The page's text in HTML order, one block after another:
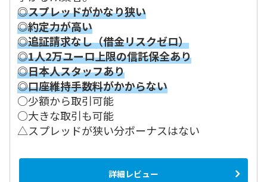
◎スプレッドがかなり狭い
◎約定力が高い
◎追証請求なし（借金リスクゼロ）
◎1人2万ユーロ上限の信託保全あり
◎日本人スタッフあり
◎口座維持手数料がかからない
○少額から取引可能
○大きな取引も可能
△スプレッドが狭い分ボーナスはない
詳細レビュー